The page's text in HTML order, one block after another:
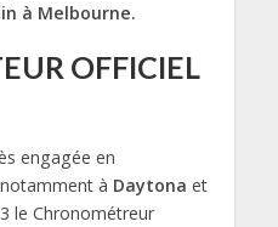
à Melbourne.
OFFICIEL
engagée en
à Daytona et
le Chronométreur